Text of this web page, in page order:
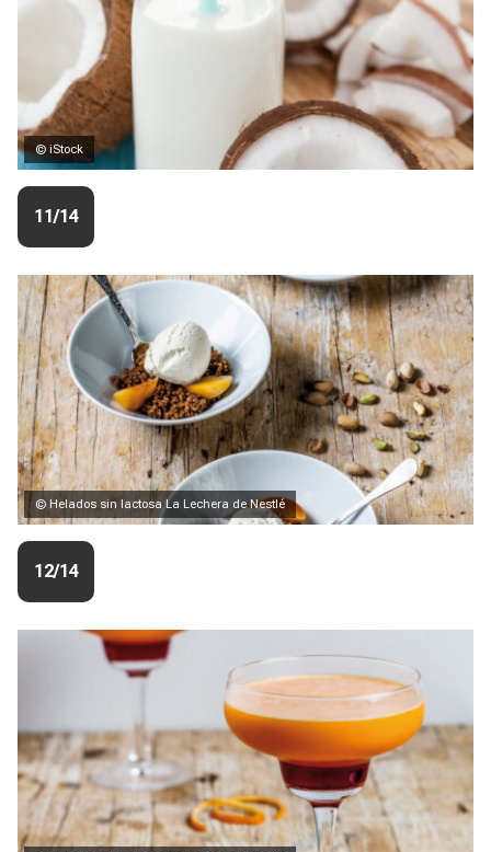
© iStock
11/14
© Helados sin lactosa La Lechera de Nestlé
12/14